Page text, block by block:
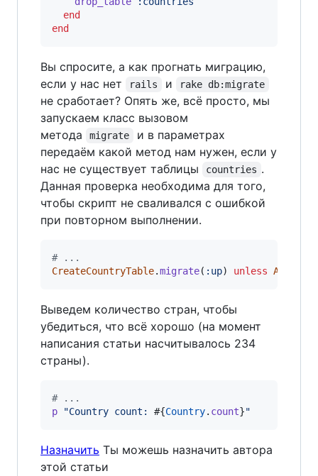
end
end
Вы спросите, а как прогнать миграцию,
если у нас нет
rails и rake db:migrate
не сработает? Опять же, всё просто, мы
запускаем класс вызовом
метода
migrate
и в параметрах
передаём какой метод нам нужен, если у
нас не существует таблицы
countries .
Данная проверка необходима для того,
чтобы скрипт не сваливался с ошибкой
при повторном выполнении.
# ...
CreateCountryTable.migrate( :up) unless
Выведем количество стран, чтобы
убедиться, что всё хорошо (на момент
написания статьи насчитывалось 234
страны).
# ...
p
"Country count: #{Country. count}"
Назначить Ты можешь назначить автора
этой статьи